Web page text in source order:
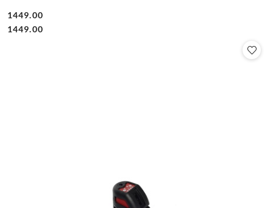
Cena:
1449.00
Cena:
1449.00